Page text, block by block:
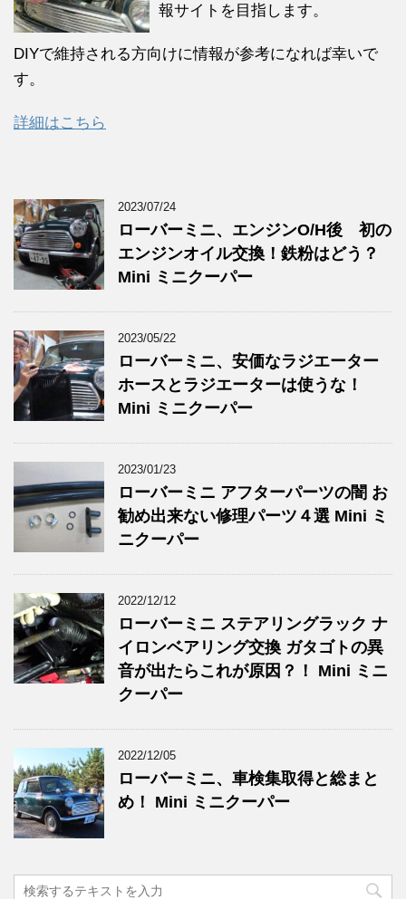
報サイトを目指します。
DIYで維持される方向けに情報が参考になれば幸いで
す。
詳細はこちら
2023/07/24
ローバーミニ、エンジンO/H後 初の
エンジンオイル交換！鉄粉はどう？
Mini ミニクーパー
2023/05/22
ローバーミニ、安価なラジエーター
ホースとラジエーターは使うな！
Mini ミニクーパー
2023/01/23
ローバーミニ アフターパーツの闇 お
勧め出来ない修理パーツ４選 Mini ミ
ニクーパー
2022/12/12
ローバーミニ ステアリングラック ナ
イロンベアリング交換 ガタゴトの異
音が出たらこれが原因？！ Mini ミニ
クーパー
2022/12/05
ローバーミニ、車検集取得と総まと
め！ Mini ミニクーパー